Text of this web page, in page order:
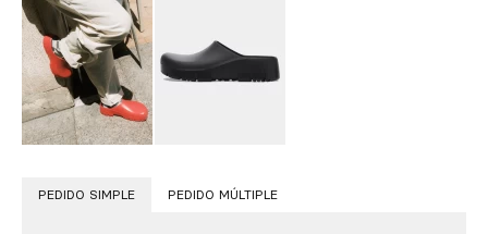
PEDIDO SIMPLE PEDIDO MÚLTIPLE